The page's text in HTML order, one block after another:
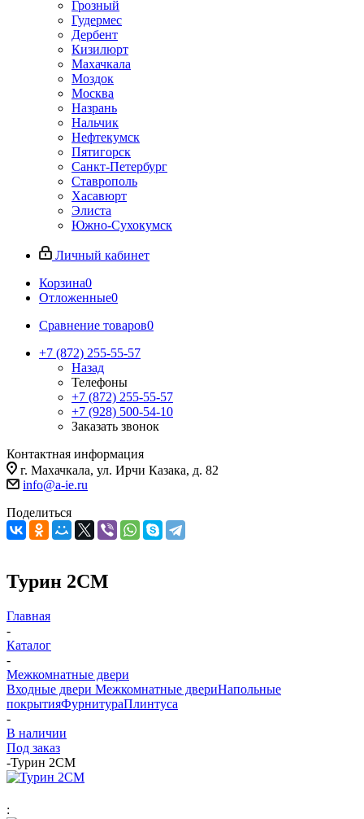
Грозный
Гудермес
Дербент
Кизилюрт
Махачкала
Моздок
Москва
Назрань
Нальчик
Нефтекумск
Пятигорск
Санкт-Петербург
Ставрополь
Хасавюрт
Элиста
Южно-Сухокумск
Личный кабинет
Корзина0
Отложенные0
Сравнение товаров0
+7 (872) 255-55-57
Назад
Телефоны
+7 (872) 255-55-57
+7 (928) 500-54-10
Заказать звонок
Контактная информация
г. Махачкала, ул. Ирчи Казака, д. 82
info@a-ie.ru
Поделиться
Турин 2СМ
Главная
-
Каталог
-
Межкомнатные двери
Входные двери Межкомнатные двериНапольные
покрытияФурнитураПлинтуса
-
В наличии
Под заказ
-Турин 2СМ
: